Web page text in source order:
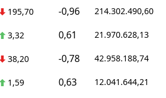
195,70 -0,96 214.302.490,60
3,32 0,61 21.970.628,13
38,20 -0,78 42.958.188,74
1,59 0,63 12.041.644,21